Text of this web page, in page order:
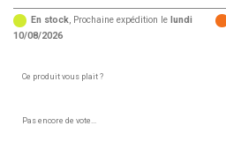
En stock, Prochaine expédition le lundi
10/08/2026
Ce produit vous plait ?
Pas encore de vote...